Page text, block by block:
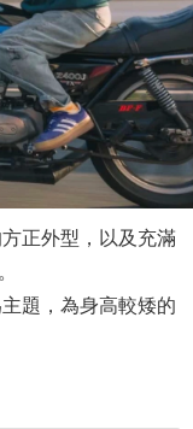
正外型，以及充滿
題，為身高較矮的